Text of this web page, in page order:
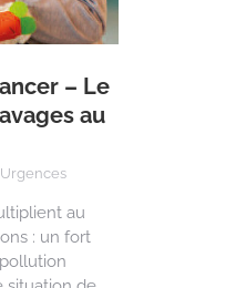
– Le
au
Urgences
au
: un fort